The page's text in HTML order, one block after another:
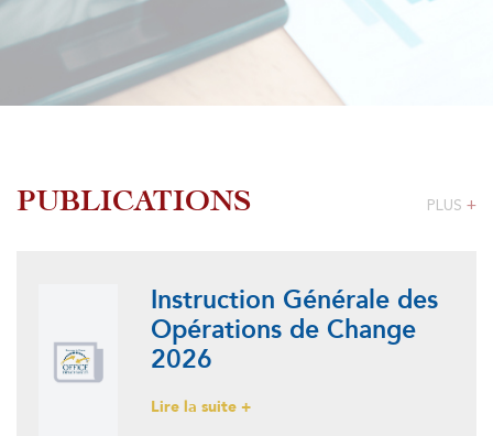
PUBLICATIONS PLUS +
Instruction Générale des
Opérations de Change
2026
Lire la suite +